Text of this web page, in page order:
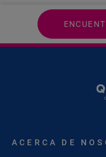
ACERCA DE